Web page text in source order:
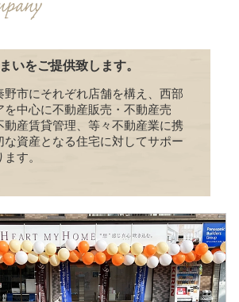
いをご提供致します。
野市にそれぞれ店舗を構え、西部
を中心に不動産販売・不動産売
動産賃貸管理、等々不動産業に携
な資産となる住宅に対してサポー
す。